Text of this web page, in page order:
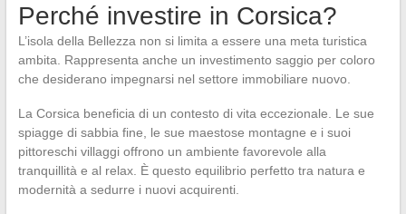
Perché investire in Corsica?
L’isola della Bellezza non si limita a essere una meta turistica
ambita. Rappresenta anche un investimento saggio per coloro
che desiderano impegnarsi nel settore immobiliare nuovo.
La Corsica beneficia di un contesto di vita eccezionale. Le sue
spiagge di sabbia fine, le sue maestose montagne e i suoi
pittoreschi villaggi offrono un ambiente favorevole alla
tranquillità e al relax. È questo equilibrio perfetto tra natura e
modernità a sedurre i nuovi acquirenti.